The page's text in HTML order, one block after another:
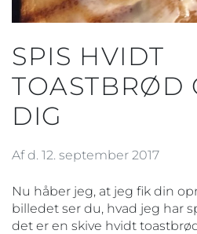
SPIS HVIDT
TOASTBRØD
DIG
Af d. 12. september 2017
Nu håber jeg, at jeg fik din
billedet ser du, hvad jeg har
det er en skive hvidt